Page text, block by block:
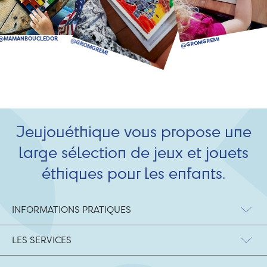
Jeujouéthique vous propose une
large sélection de jeux et jouets
éthiques pour les enfants.
INFORMATIONS PRATIQUES
LES SERVICES